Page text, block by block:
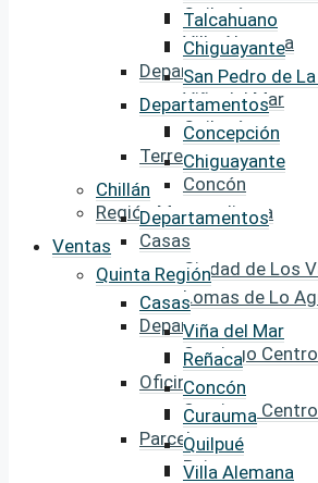
Quilpué
Villa Alemana
Departamentos
Viña del Mar
Quilpué
Terrenos
Concón
Región Metropolitana
Casas
Ciudad de Los
Lomas de Lo
Departamentos
Santiago Centro
Oficinas
Santiago Centro
Parcelas
Paine
Talcahuano
Chiguayante
San Pedro de
Departamentos
Concepción
Chiguayante
Chillán
Departamentos
Ventas
Quinta Región
Casas
Viña del Mar
Reñaca
Concón
Curauma
Quilpué
Villa Alemana